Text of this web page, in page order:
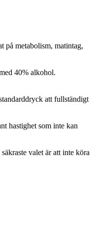
på metabolism, matintag,
40% alkohol.
att fullständigt
hastighet som inte kan
valet är att inte köra